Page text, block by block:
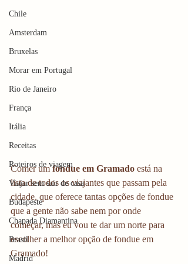
Chile
Amsterdam
Bruxelas
Morar em Portugal
Rio de Janeiro
França
Itália
Receitas
Roteiros de viagem
Viajar sem sair de casa
Budapeste
Chapada Diamantina
Brasil
Madrid
Comer um fondue em Gramado está na
lista de todos os viajantes que passam pela
cidade, que oferece tantas opções de fondue
que a gente não sabe nem por onde
começar, mas eu vou te dar um norte para
escolher a melhor opção de fondue em
Gramado!